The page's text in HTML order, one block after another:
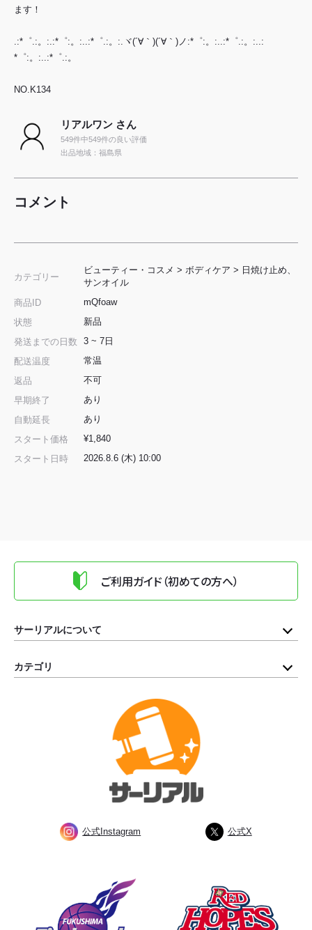
ます！
.:*゜.:。:.:*゜:。:..:*゜.:。:.ヾ(´∀｀)(´∀｀)ノ:*゜:。:..:*゜.:。:..:
*゜:。:..:*゜.:。
NO.K134
リアルワン さん
549件中549件の良い評価
出品地域：福島県
コメント
カテゴリー
ビューティー・コスメ > ボディケア > 日焼け止め、
サンオイル
商品ID
mQfoaw
状態
新品
発送までの日数
3 ~ 7日
配送温度
常温
返品
不可
早期終了
あり
自動延長
あり
スタート価格
¥1,840
スタート日時
2026.8.6 (木) 10:00
公式Instagram 公式X
ご利用ガイド（初めての方へ）
サーリアルについて
カテゴリ